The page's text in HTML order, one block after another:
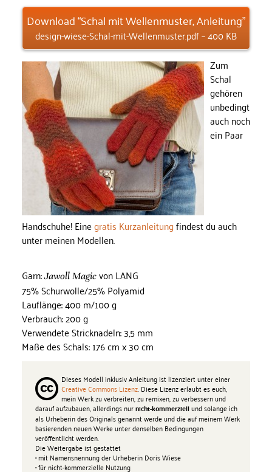
Download “Schal mit Wellenmuster, Anleitung”
design-wiese-Schal-mit-Wellenmuster.pdf – 400 KB
Zum
Schal
gehören
unbedingt
auch noch
ein Paar
Handschuhe! Einegratis Kurzanleitungfindest du auch
unter meinen Modellen.
Garn: Jawoll Magicvon LANG
75% Schurwolle/25% Polyamid
Lauflänge: 400 m/100 g
Verbrauch: 200 g
Verwendete Stricknadeln: 3,5 mm
Maße des Schals: 176 cm x 30 cm
Dieses Modell inklusiv Anleitung ist lizenziert unter einer
Creative Commons Lizenz. Diese Lizenz erlaubt es euch,
mein Werk zu verbreiten, zu remixen, zu verbessern und
darauf aufzubauen, allerdings nurnicht-kommerziellund solange ich
als Urheberin des Originals genannt werde und die auf meinem Werk
basierenden neuen Werke unter denselben Bedingungen
veröffentlicht werden.
Die Weitergabe ist gestattet
• mit Namensnennung der Urheberin Doris Wiese
• für nicht-kommerzielle Nutzung